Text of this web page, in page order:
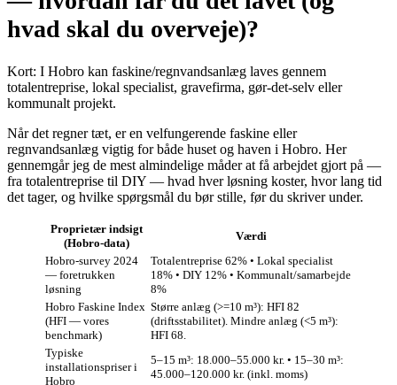
hvad skal du overveje)?
Kort: I Hobro kan faskine/regnvandsanlæg laves gennem
totalentreprise, lokal specialist, gravefirma, gør‑det‑selv eller
kommunalt projekt.
Når det regner tæt, er en velfungerende faskine eller
regnvandsanlæg vigtig for både huset og haven i Hobro. Her
gennemgår jeg de mest almindelige måder at få arbejdet gjort på —
fra totalentreprise til DIY — hvad hver løsning koster, hvor lang tid
det tager, og hvilke spørgsmål du bør stille, før du skriver under.
Proprietær indsigt
(Hobro-data)
Værdi
Hobro‑survey 2024
— foretrukken
løsning
Totalentreprise 62% • Lokal specialist
18% • DIY 12% • Kommunalt/samarbejde
8%
Hobro Faskine Index
(HFI — vores
benchmark)
Større anlæg (>=10 m³): HFI 82
(driftsstabilitet). Mindre anlæg (<5 m³):
HFI 68.
Typiske
installationspriser i
Hobro
5–15 m³: 18.000–55.000 kr. • 15–30 m³:
45.000–120.000 kr. (inkl. moms)